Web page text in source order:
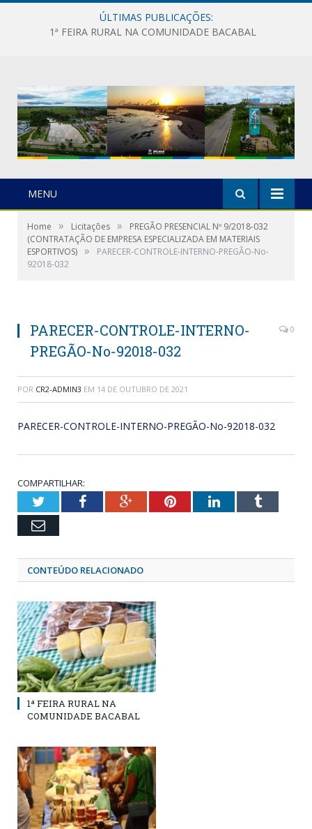
ÚLTIMAS PUBLICAÇÕES:
1ª FEIRA RURAL NA COMUNIDADE BACABAL
MENU
Home » Licitações »
PREGÃO PRESENCIAL Nº 9/2018-032
(CONTRATAÇÃO DE EMPRESA ESPECIALIZADA EM MATERIAIS
ESPORTIVOS) »
PARECER-CONTROLE-INTERNO-PREGÃO-No-
92018-032
PARECER-CONTROLE-INTERNO-
PREGÃO-No-92018-032
0
POR CR2-ADMIN3 EM 14 DE OUTUBRO DE 2021
PARECER-CONTROLE-INTERNO-PREGÃO-No-92018-032
COMPARTILHAR:
TwitterFacebookGoogle+PinterestLinkedInTumblr
Email
CONTEÚDO RELACIONADO
1ª FEIRA RURAL NA
COMUNIDADE BACABAL